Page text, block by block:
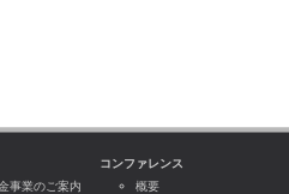
事業のご案内
コンファレンス
概要